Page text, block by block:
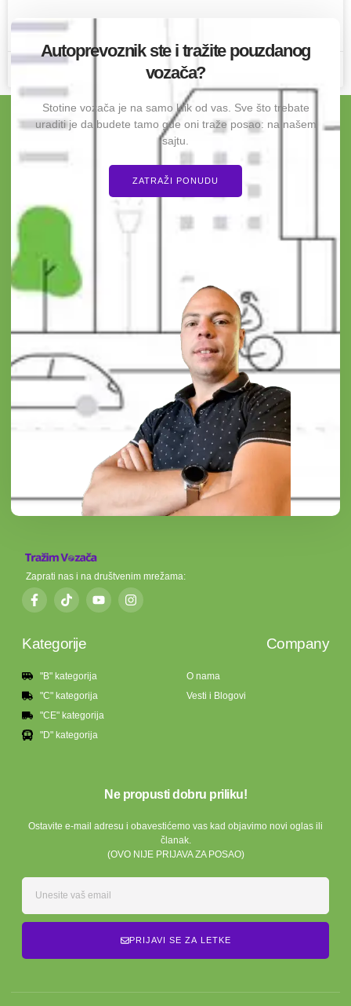
2 komentara
Autoprevoznik ste i tražite pouzdanog
vozača?
Stotine vozača je na samo klik od vas. Sve što trebate
uraditi je da budete tamo gde oni traže posao: na našem
sajtu.
ZATRAŽI PONUDU
Zaprati nas i na društvenim mrežama:
Kategorije
"B" kategorija
"C" kategorija
"CE" kategorija
"D" kategorija
Company
O nama
Vesti i Blogovi
Ne propusti dobru priliku!
Ostavite e-mail adresu i obavestićemo vas kad objavimo novi oglas ili
članak.
(OVO NIJE PRIJAVA ZA POSAO)
PRIJAVI SE ZA LETKE